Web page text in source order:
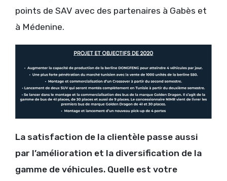
points de SAV avec des partenaires à Gabès et
à Médenine.
La satisfaction de la clientèle passe aussi
par l’amélioration et la diversification de la
gamme de véhicules. Quelle est votre